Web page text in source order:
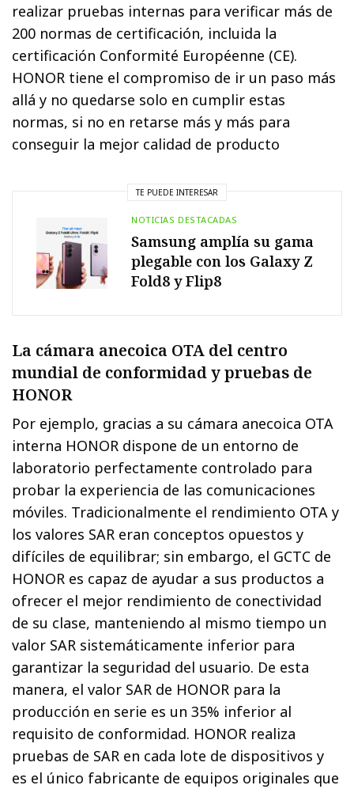
realizar pruebas internas para verificar más de
200 normas de certificación, incluida la
certificación Conformité Européenne (CE).
HONOR tiene el compromiso de ir un paso más
allá y no quedarse solo en cumplir estas
normas, si no en retarse más y más para
conseguir la mejor calidad de producto
TE PUEDE INTERESAR
NOTICIAS DESTACADAS
Samsung amplía su gama
plegable con los Galaxy Z
Fold8 y Flip8
La cámara anecoica OTA del centro
mundial de conformidad y pruebas de
HONOR
Por ejemplo, gracias a su cámara anecoica OTA
interna HONOR dispone de un entorno de
laboratorio perfectamente controlado para
probar la experiencia de las comunicaciones
móviles. Tradicionalmente el rendimiento OTA y
los valores SAR eran conceptos opuestos y
difíciles de equilibrar; sin embargo, el GCTC de
HONOR es capaz de ayudar a sus productos a
ofrecer el mejor rendimiento de conectividad
de su clase, manteniendo al mismo tiempo un
valor SAR sistemáticamente inferior para
garantizar la seguridad del usuario. De esta
manera, el valor SAR de HONOR para la
producción en serie es un 35% inferior al
requisito de conformidad. HONOR realiza
pruebas de SAR en cada lote de dispositivos y
es el único fabricante de equipos originales que